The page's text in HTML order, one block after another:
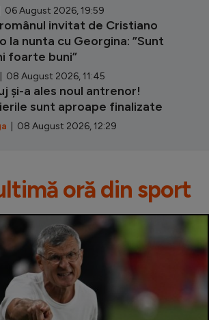
| 06 August 2026, 19:59
invitat de Cristiano
la nunta cu Georgina: ”Sunt
foarte buni”
| 08 August 2026, 11:45
și-a ales noul antrenor!
sunt aproape finalizate
| 08 August 2026, 12:29
oră din sport